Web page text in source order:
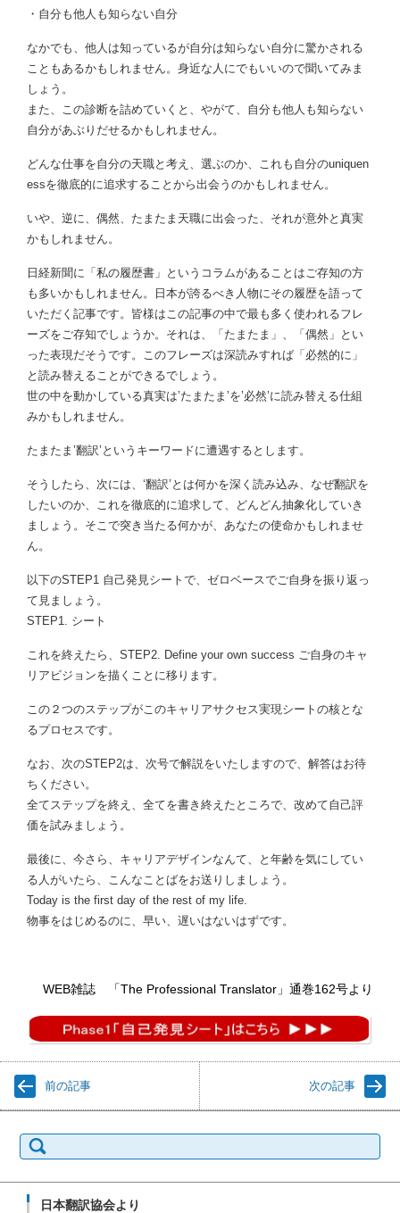
・自分も他人も知らない自分
なかでも、他人は知っているが自分は知らない自分に驚かされる
こともあるかもしれません。身近な人にでもいいので聞いてみま
しょう。
また、この診断を詰めていくと、やがて、自分も他人も知らない
自分があぶりだせるかもしれません。
どんな仕事を自分の天職と考え、選ぶのか、これも自分のuniquen
essを徹底的に追求することから出会うのかもしれません。
いや、逆に、偶然、たまたま天職に出会った、それが意外と真実
かもしれません。
日経新聞に「私の履歴書」というコラムがあることはご存知の方
も多いかもしれません。日本が誇るべき人物にその履歴を語って
いただく記事です。皆様はこの記事の中で最も多く使われるフレ
ーズをご存知でしょうか。それは、「たまたま」、「偶然」とい
った表現だそうです。このフレーズは深読みすれば「必然的に」
と読み替えることができるでしょう。
世の中を動かしている真実は’たまたま’を’必然’に読み替える仕組
みかもしれません。
たまたま’翻訳’というキーワードに遭遇するとします。
そうしたら、次には、‘翻訳’とは何かを深く読み込み、なぜ翻訳を
したいのか、これを徹底的に追求して、どんどん抽象化していき
ましょう。そこで突き当たる何かが、あなたの使命かもしれませ
ん。
以下のSTEP1 自己発見シートで、ゼロベースでご自身を振り返っ
て見ましょう。
STEP1. シート
これを終えたら、STEP2. Define your own success ご自身のキャ
リアビジョンを描くことに移ります。
この２つのステップがこのキャリアサクセス実現シートの核とな
るプロセスです。
なお、次のSTEP2は、次号で解説をいたしますので、解答はお待
ちください。
全てステップを終え、全てを書き終えたところで、改めて自己評
価を試みましょう。
最後に、今さら、キャリアデザインなんて、と年齢を気にしてい
る人がいたら、こんなことばをお送りしましょう。
Today is the first day of the rest of my life.
物事をはじめるのに、早い、遅いはないはずです。
WEB雑誌 「The Professional Translator」通巻162号より
前の記事 次の記事
索:
日本翻訳協会より